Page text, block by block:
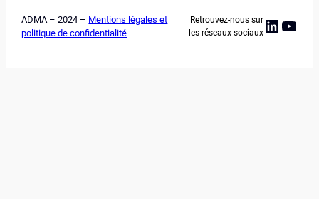
ADMA – 2024 – Mentions légales et
politique de confidentialité
Retrouvez-nous sur
les réseaux sociaux